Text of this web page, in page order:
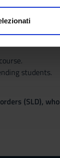
Dichiarazione
combinarle
students.
(SLD),